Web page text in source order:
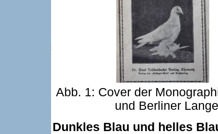
Abb. 1: Cover der
und Berliner
Dunkles Blau und helles